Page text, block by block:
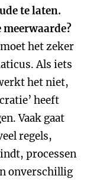
te laten.
meerwaarde?
het zeker
Als iets
het niet,
heeft
Vaak gaat
regels,
processen
onverschillig